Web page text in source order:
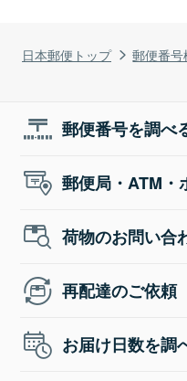
日本郵便トップ 郵便番
郵便番号を調べ
郵便局・ATM・
荷物のお問い合
再配達のご依頼
お届け日数を調